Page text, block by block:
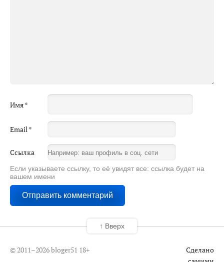
Имя*
Email*
Ссылка
Если указываете ссылку, то её увидят все: ссылка будет на
вашем имени
© 2011–2026 bloger51 18+
Сделано
↑ Вверх